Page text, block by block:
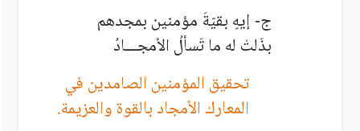
ج- إيهٍ بقيّةَ مؤمنين بمجدهم
بذَلتْ له ما تَسألُ الأمجـــادُ
تحقيق المؤمنين الصامدين في
المعارك الأمجاد بالقوة والعزيمة.